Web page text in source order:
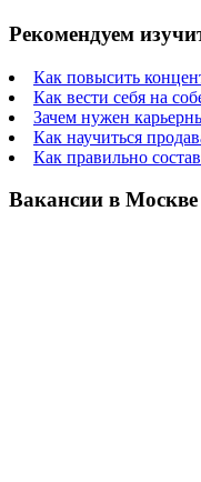
Рекомендуем
Как повысить
Как вести себя на
Зачем нужен
Как научиться
Как правильно
Вакансии в Москве